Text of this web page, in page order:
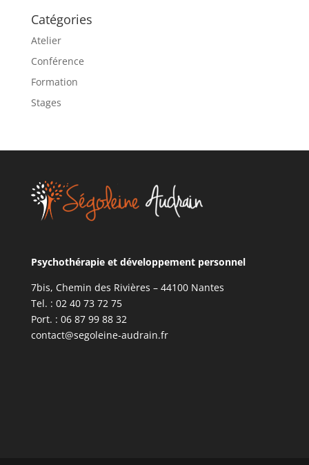
Catégories
Atelier
Conférence
Formation
Stages
Psychothérapie et développement personnel
7bis, Chemin des Rivières – 44100 Nantes
Tel. : 02 40 73 72 75
Port. : 06 87 99 88 32
contact@segoleine-audrain.fr